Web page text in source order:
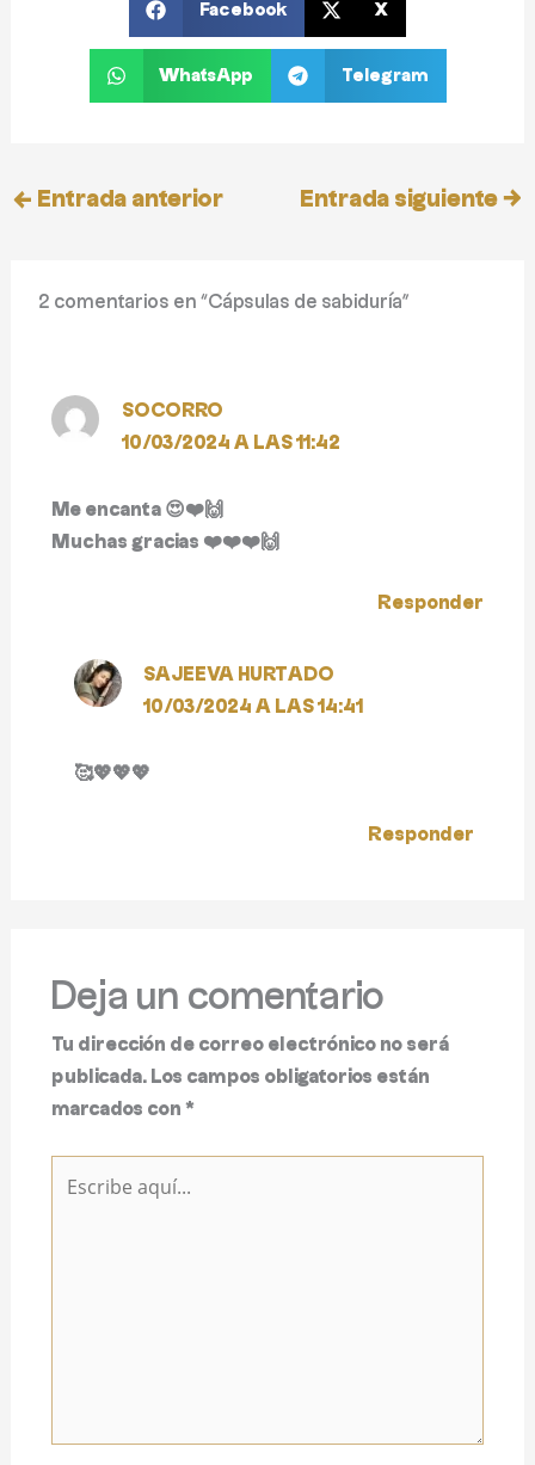
Facebook X
WhatsApp Telegram
← Entrada anterior Entrada siguiente→
2 comentarios en “Cápsulas de sabiduría”
SOCORRO
10/03/2024 A LAS 11:42
Me encanta 😍❤️🙌
Muchas gracias ❤️❤️❤️🙌
Responder
SAJEEVA HURTADO
10/03/2024 A LAS 14:41
🥰💖💖💖
Responder
Deja un comentario
Tu dirección de correo electrónico no será
publicada. Los campos obligatorios están
marcados con *